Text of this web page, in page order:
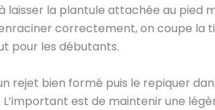
laisser la plantule attachée au
correctement, on coupe la
pour les débutants.
rejet bien formé puis le repiquer
est de maintenir une